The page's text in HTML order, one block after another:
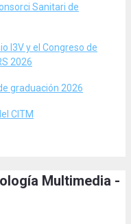
Sanitari de
I3V y el Congreso de
2026
graduación 2026
CITM
Multimedia -